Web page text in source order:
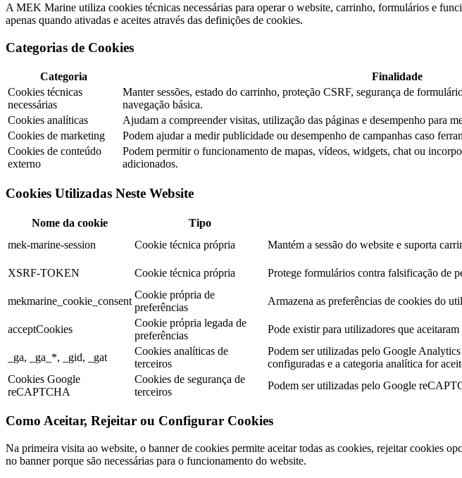
A MEK Marine utiliza cookies técnicas necessárias para operar o website, carrinho, formulários e
apenas quando ativadas e aceites através das definições de cookies.
Categorias de Cookies
Categoria Finalidade
Cookies técnicas
necessárias
Manter sessões, estado do carrinho, proteção CSRF, segurança de
navegação básica.
Cookies analíticas
Ajudam a compreender visitas, utilização das páginas e desempenho para
Cookies de marketing
Podem ajudar a medir publicidade ou desempenho de campanhas caso
Cookies de conteúdo
externo
Podem permitir o funcionamento de mapas, vídeos, widgets, chat ou
adicionados.
Cookies Utilizadas Neste Website
Nome da cookie Tipo
mek-marine-session
Cookie técnica própria Mantém a sessão do website e suporta
XSRF-TOKEN
Cookie técnica própria Protege formulários contra falsificação de
mekmarine_cookie_consent
Cookie própria de
preferências
Armazena as preferências de cookies do
acceptCookies
Cookie própria legada de
preferências
Pode existir para utilizadores que
_ga, _ga_*, _gid, _gat
Cookies analíticas de
terceiros
Podem ser utilizadas pelo Google
configuradas e a categoria analítica for
Cookies Google
reCAPTCHA
Cookies de segurança de
terceiros
Podem ser utilizadas pelo Google
Como Aceitar, Rejeitar ou Configurar Cookies
Na primeira visita ao website, o banner de cookies permite aceitar todas as cookies, rejeitar cookies
no banner porque são necessárias para o funcionamento do website.